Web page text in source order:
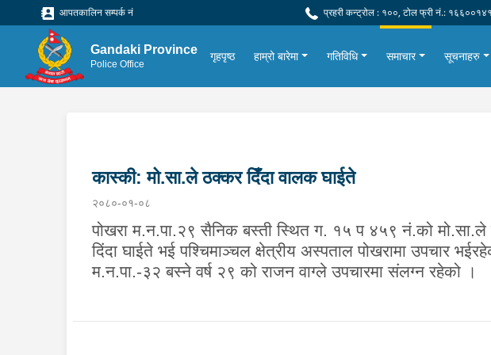
आपतकालिन सम्पर्क नं प्रहरी कन्ट्रोल : १००, टोल फ्री नं.:
Gandaki Province
Police Office
गृहपृष्ठ हाम्रो बारेमा गतिविधि समाचार सूचनाहरु
कास्की: मो.सा.ले ठक्कर दिँदा वालक घाईते
२०८०-०१-०८
पोखरा म.न.पा.२९ सैनिक बस्ती स्थित ग. १५ प ४५९ नं.को मो.सा.ले
दिंदा घाईते भई पश्चिमाञ्चल क्षेत्रीय अस्पताल पोखरामा उपचार
म.न.पा.-३२ बस्ने वर्ष २९ को राजन वाग्ले उपचारमा संलग्न रहेको ।